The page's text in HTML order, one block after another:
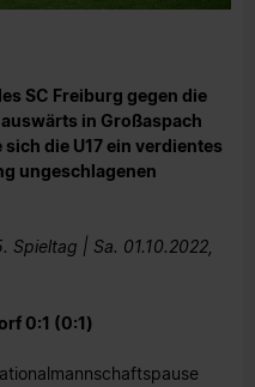
SC Freiburg gegen die
in Großaspach
die U17 ein verdientes
ungeschlagenen
Spieltag | Sa. 01.10.2022,
0:1 (0:1)